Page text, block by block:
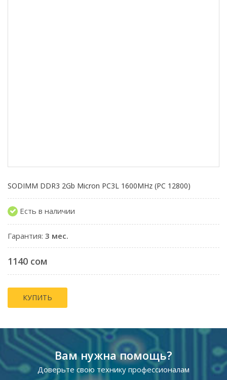
SODIMM DDR3 2Gb Micron PC3L 1600MHz (PC 12800)
Есть в наличии
Гарантия: 3 мес.
1140 сом
КУПИТЬ
Вам нужна помощь?
Доверьте свою технику профессионалам